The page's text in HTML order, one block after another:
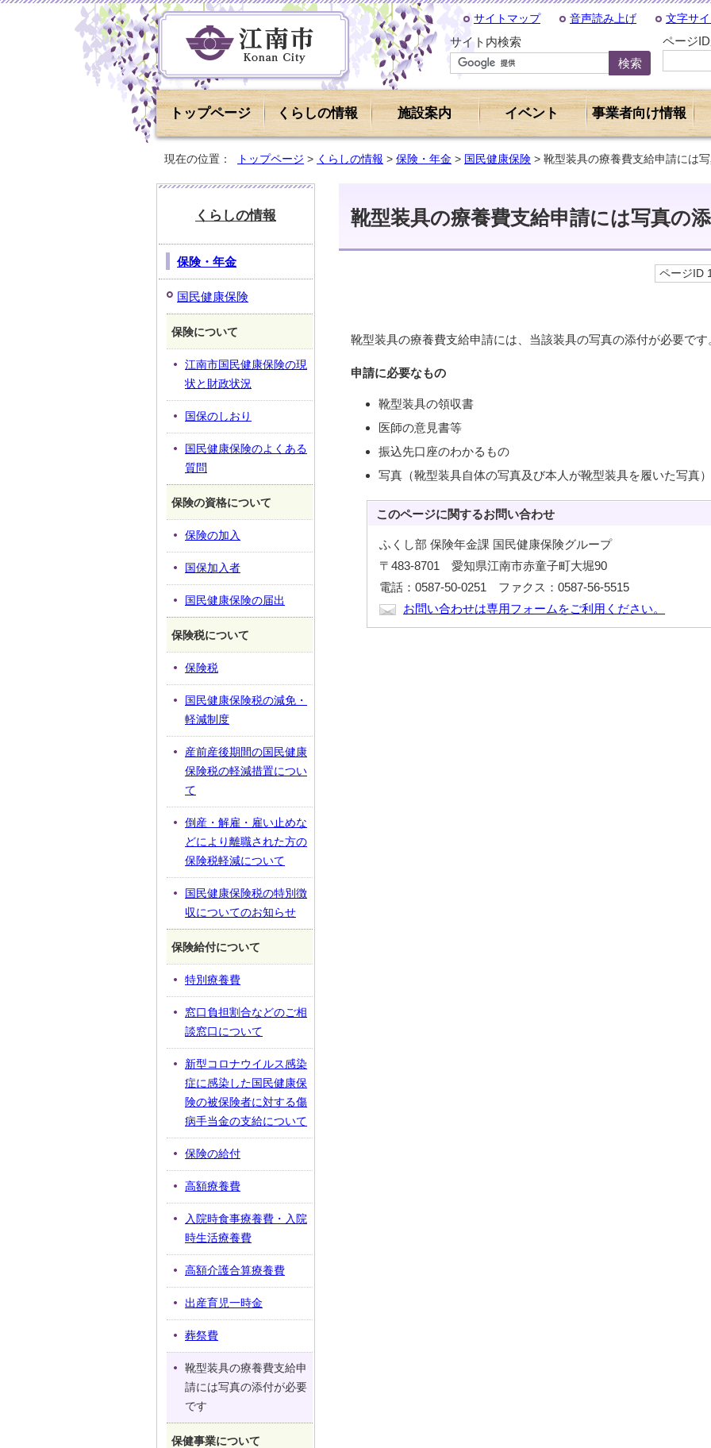
サイトマップ 音声読み上げ 文字サ
サイト内検索 ページ
トップページ くらしの情報 施設案内 イベント 事業者向け情報
現在の位置： トップページ > くらしの情報 > 保険・年金 > 国民健康保険 > 靴型装具の療養費支給申請には
靴型装具の療養費支給申請には写真の
ページID
靴型装具の療養費支給申請には、当該装具の写真の添付が必要です
申請に必要なもの
靴型装具の領収書
医師の意見書等
振込先口座のわかるもの
写真（靴型装具自体の写真及び本人が靴型装具を履いた写真）
このページに関するお問い合わせ
ふくし部 保険年金課 国民健康保険グループ
〒483-8701 愛知県江南市赤童子町大堀90
電話：0587-50-0251 ファクス：0587-56-5515
お問い合わせは専用フォームをご利用ください。
くらしの情報
保険・年金
国民健康保険
保険について
江南市国民健康保険の現
状と財政状況
国保のしおり
国民健康保険のよくある
質問
保険の資格について
保険の加入
国保加入者
国民健康保険の届出
保険税について
保険税
国民健康保険税の減免・
軽減制度
産前産後期間の国民健康
保険税の軽減措置につい
て
倒産・解雇・雇い止めな
どにより離職された方の
保険税軽減について
国民健康保険税の特別徴
収についてのお知らせ
保険給付について
特別療養費
窓口負担割合などのご相
談窓口について
新型コロナウイルス感染
症に感染した国民健康保
険の被保険者に対する傷
病手当金の支給について
保険の給付
高額療養費
入院時食事療養費・入院
時生活療養費
高額介護合算療養費
出産育児一時金
葬祭費
靴型装具の療養費支給申
請には写真の添付が必要
です
保健事業について